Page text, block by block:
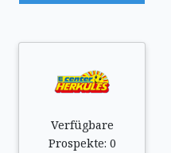
Verfügbare
Prospekte: 0